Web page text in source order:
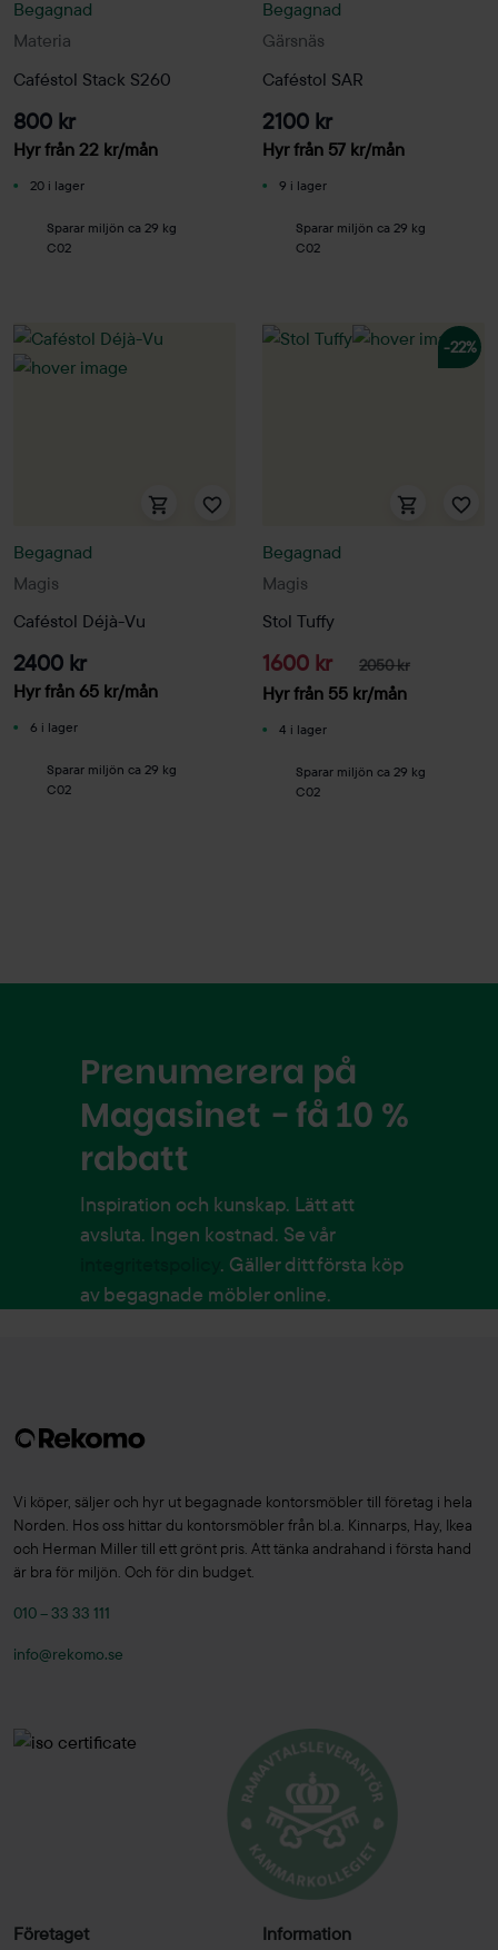
Materia
Begagnad
Caféstol Stack S260
800 kr
Hyr från 22 kr/mån
20 i lager
Sparar miljön ca 29 kg
C02
Gärsnäs
Begagnad
Caféstol SAR
2100 kr
Hyr från 57 kr/mån
9 i lager
Sparar miljön ca 29 kg
C02
Magis
Begagnad
Caféstol Déjà-Vu
2400 kr
Hyr från 65 kr/mån
6 i lager
Sparar miljön ca 29 kg
C02
-22%
Magis
Begagnad
Stol Tuffy
1600 kr 2050 kr
Hyr från 55 kr/mån
4 i lager
Sparar miljön ca 29 kg
C02
Prenumerera på
Magasinet - få 10 %
rabatt
Inspiration och kunskap. Lätt att
avsluta. Ingen kostnad. Se vår
. Gäller ditt första köp
av begagnade möbler online.
Vi köper, säljer och hyr ut begagnade kontorsmöbler till företag i hela
Norden. Hos oss hittar du kontorsmöbler från bl.a. Kinnarps, Hay, Ikea
och Herman Miller till ett grönt pris. Att tänka andrahand i första hand
är bra för miljön. Och för din budget.
010 – 33 33 111
info@rekomo.se
Företaget Information